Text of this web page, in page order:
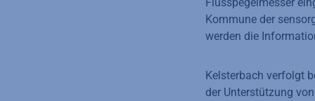
Kommune der
werden die
Kelsterbach verfolgt
der Unterstützung